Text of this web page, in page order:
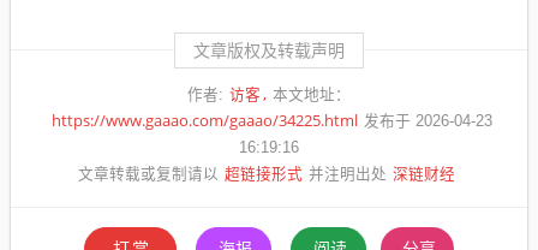
文章版权及转载声明
作者: 访客 本文地址：
https://www.gaaao.com/gaaao/34225.html 发布于 2026-04-23
16:19:16
文章转载或复制请以 超链接形式 并注明出处 深链财经